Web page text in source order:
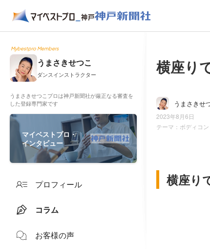
Mybestpro Members
うまさきせつこ
ダンスインストラクター
うまさきせつこプロは神戸新聞社が厳正なる審査を
した登録専門家です
マイベストプロ・
インタビュー
プロフィール
コラム
お客様の声
横座り
うまさきせ
2023年8月6日
テーマ： ボディコ
横座り